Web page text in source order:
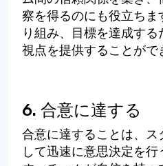
察を得るのにも役立ちま
り組み、目標を達成す
視点を提供することがで
6. 合意に達する
合意に達することは、ス
して迅速に意思決定を